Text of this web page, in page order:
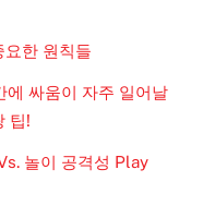
요한 원칙들
에 싸움이 자주 일어날
팁!
놀이 공격성 Play